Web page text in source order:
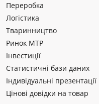
Переробка
Логістика
Тваринництво
Ринок МТР
Інвестиції
Статистичні бази даних
Індивідуальні презентації
Цінові довідки на товар